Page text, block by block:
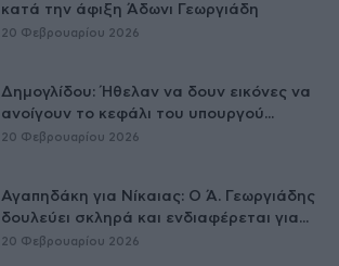
κατά την άφιξη Άδωνι Γεωργιάδη
20 Φεβρουαρίου 2026
Δημογλίδου: Ήθελαν να δουν εικόνες να
ανοίγουν το κεφάλι του υπουργού...
20 Φεβρουαρίου 2026
Αγαπηδάκη για Νίκαιας: Ο Ά. Γεωργιάδης
δουλεύει σκληρά και ενδιαφέρεται για...
20 Φεβρουαρίου 2026